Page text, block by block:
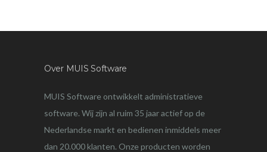
Over MUIS Software
MUIS Software ontwikkelt administratieve
software. Wij zijn al ruim 35 jaar actief op de
Nederlandse markt en bedienen inmiddels meer
dan 20.000 klanten. Onze producten worden